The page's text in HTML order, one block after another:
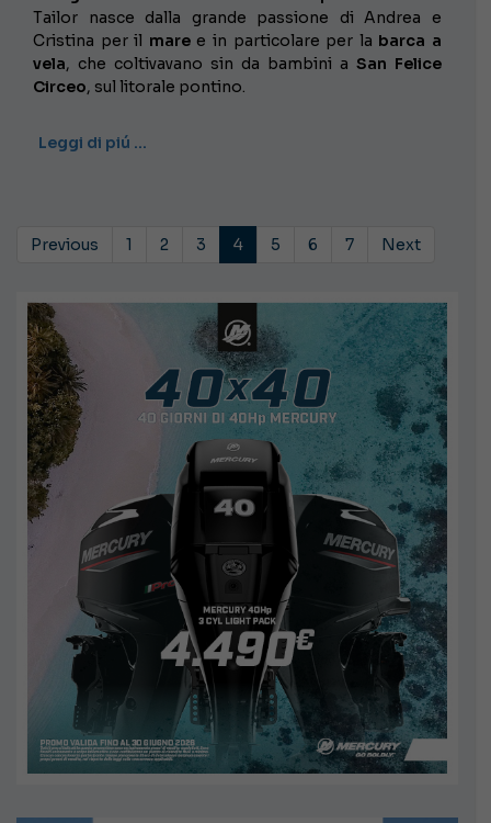
Tailor nasce dalla grande passione di Andrea e
Cristina per il maree in particolare per la barca a
vela, che coltivavano sin da bambini a San Felice
Circeo, sul litorale pontino.
Leggi di piú …
Previous 1 2 3 4 5 6 7 Next